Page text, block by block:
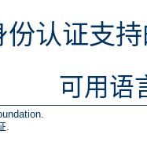
份认证支
可用语
.